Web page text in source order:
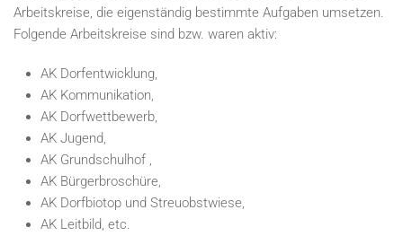
Arbeitskreise, die eigenständig bestimmte Aufgaben umsetzen.
Folgende Arbeitskreise sind bzw. waren aktiv:
AK Dorfentwicklung,
AK Kommunikation,
AK Dorfwettbewerb,
AK Jugend,
AK Grundschulhof ,
AK Bürgerbroschüre,
AK Dorfbiotop und Streuobstwiese,
AK Leitbild, etc.